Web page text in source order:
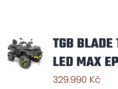
TGB
LED MAX
329.990 Kč